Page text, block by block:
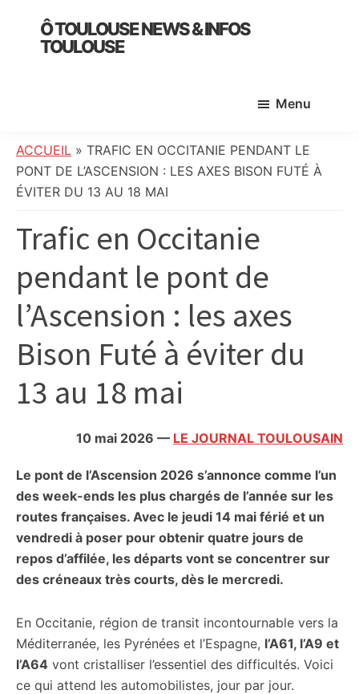
primary
Ô TOULOUSE NEWS & INFOS
TOULOUSE
:
info
locale,
culture,
politique,
météo,
divers
initiatives
citoyennes
Menu
ACCUEIL » TRAFIC EN OCCITANIE PENDANT LE
PONT DE L’ASCENSION : LES AXES BISON FUTÉ À
ÉVITER DU 13 AU 18 MAI
Trafic en Occitanie
pendant le pont de
l’Ascension : les axes
Bison Futé à éviter du
13 au 18 mai
10 mai 2026 — LE JOURNAL TOULOUSAIN
Le pont de l’Ascension 2026 s’annonce comme l’un
des week-ends les plus chargés de l’année sur les
routes françaises. Avec le jeudi 14 mai férié et un
vendredi à poser pour obtenir quatre jours de
repos d’affilée, les départs vont se concentrer sur
des créneaux très courts, dès le mercredi.
En Occitanie, région de transit incontournable vers la
Méditerranée, les Pyrénées et l’Espagne, l’A61, l’A9 et
l’A64 vont cristalliser l’essentiel des difficultés. Voici
ce qui attend les automobilistes, jour par jour.